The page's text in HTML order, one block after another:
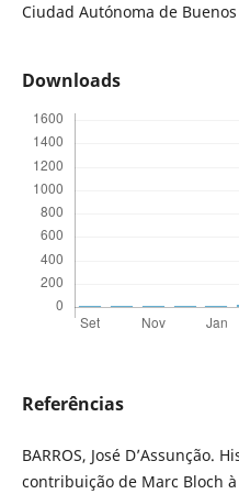
Ciudad Autónoma de
Downloads
Referências
BARROS, José D’Assunção.
contribuição de Marc Bloch